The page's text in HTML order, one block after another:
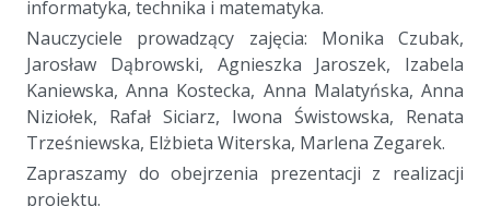
informatyka, technika i matematyka.
Nauczyciele prowadzący zajęcia: Monika Czubak,
Jarosław Dąbrowski, Agnieszka Jaroszek, Izabela
Kaniewska, Anna Kostecka, Anna Malatyńska, Anna
Niziołek, Rafał Siciarz, Iwona Świstowska, Renata
Trześniewska, Elżbieta Witerska, Marlena Zegarek.
Zapraszamy do obejrzenia prezentacji z realizacji
projektu.